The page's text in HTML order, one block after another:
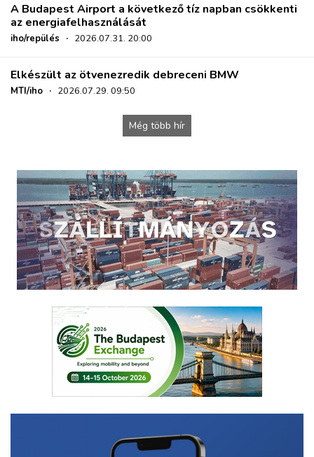
A Budapest Airport a következő tíz napban csökkenti
az energiafelhasználását
iho/repülés · 2026.07.31. 20:00
Elkészült az ötvenezredik debreceni BMW
MTI/iho · 2026.07.29. 09:50
Még több hír